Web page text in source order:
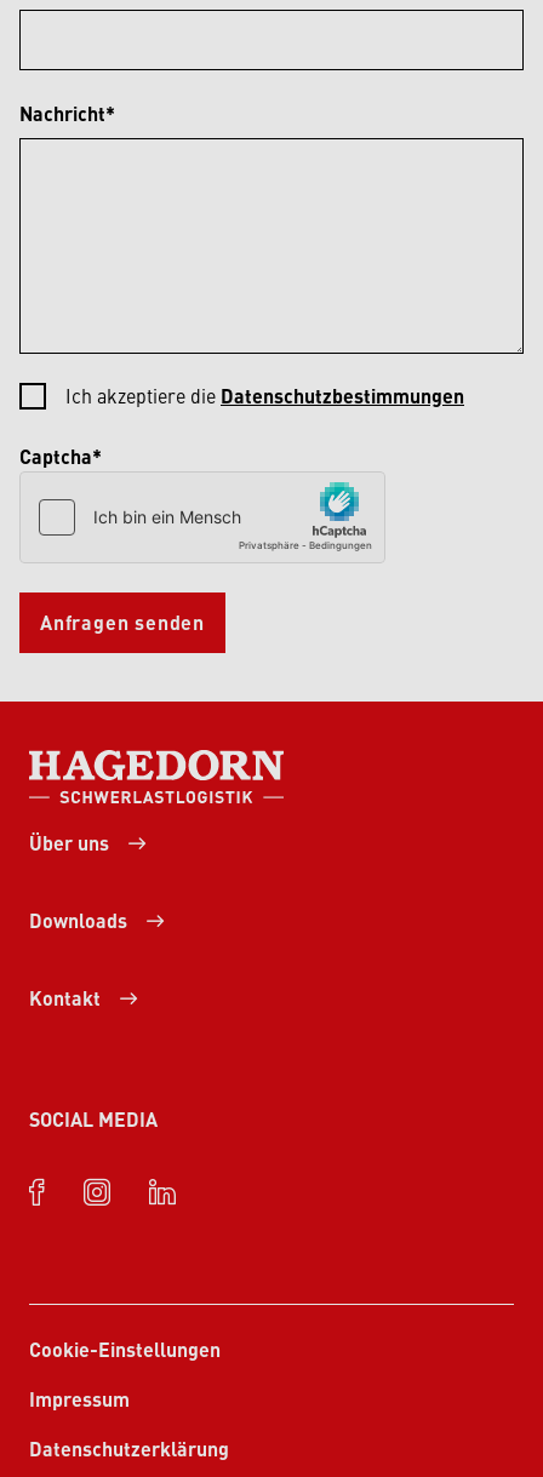
Nachricht*
Ich akzeptiere die Datenschutzbestimmungen
Captcha*
Anfragen senden
HAGEDORN SCHWERLASTLOGISTIK
Über uns
Downloads
Kontakt
SOCIAL MEDIA
Cookie-Einstellungen
Impressum
Datenschutzerklärung